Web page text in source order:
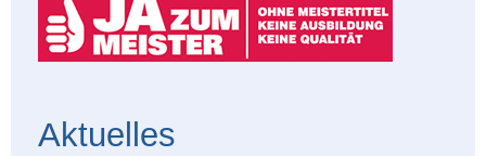
Aktuelles